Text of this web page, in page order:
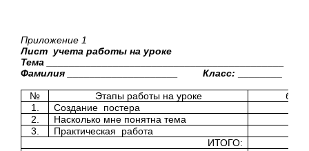
Приложение 1
Лист учета работы на уроке
Тема ___________________________________________
Фамилия ____________________ Класс:
№ Этапы работы на уроке
балл
1.
Создание постера
2.
Насколько мне понятна тема
3.
Практическая работа
ИТОГО: